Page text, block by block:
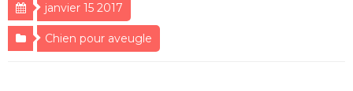
janvier 15 2017
Chien pour aveugle